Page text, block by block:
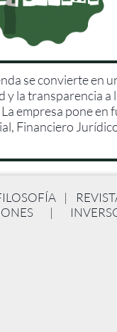
se convierte en
la transparencia a
empresa pone en
Financiero
|
|